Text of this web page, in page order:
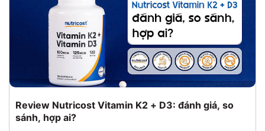
Review Nutricost Vitamin K2 + D3: đánh giá, so
sánh, hợp ai?